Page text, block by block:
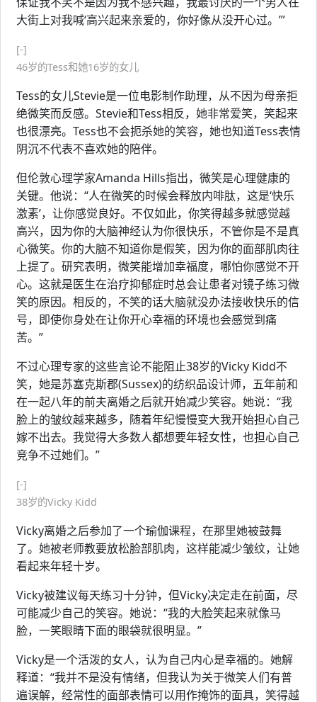
大街上对我喊‘高兴起来亲爱的，你好像从没开心过。’”
[-]
46岁的Tess和她16岁的女儿
Tess的女儿Stevie是一位电影制作助理，从不因为母亲拒
绝微笑而反感。Stevie和Tess相反，她非常爱笑，笑起来
也很漂亮。Tess也不会扼杀她的笑容，她也知道Tess表情
阴沉不代表不喜欢她的陪伴。
但伦敦心理学家Amanda Hills指出，微笑是心理健康的
关键。他说：“人在微笑的时候会释放内啡肽，这是‘快乐
激素’，让你感觉良好。不仅如此，你笑得越多就感觉越
高兴，因为你的大脑神经认为你很快乐，不管你是不是真
心微笑。你的大脑不知道你是假笑，因为你的面部肌肉往
上提了。研究表明，微笑能增加幸福度，哪怕你感觉不开
心。这就是医生在治疗抑郁症时总会让患者对镜子练习微
笑的原因。相反的，不笑的话大脑就没办法接收快乐的信
号，即使你身处在让你开心幸福的环境也会感觉到痛
苦。”
不过心理专家的这些言论不能阻止38岁的Vicky Kidd不
笑，她是苏塞克斯郡(Sussex)的纺织品设计师，五年前和
在一起八年的前夫离婚之后就开始减少笑容。她说：“我
脸上的皱纹越来越多，随着年纪慢慢变大我开始担心自己
嫁不出去。我觉得大多数人都想要年轻女性，也担心自己
竞争不过她们。”
[-]
38岁的Vicky Kidd
Vicky离婚之后参加了一个瑜伽课程，在那里她被鼓舞
了。她被老师教要放松脸部肌肉，这样能减少皱纹，让她
看起来年轻十岁。
Vicky被建议每天练习十分钟，但Vicky决定走在前面，尽
可能减少自己的笑容。她说：“我的大脸笑起来就像马
脸，一笑眼睛下面的眼袋就很明显。”
Vicky是一个活泼的女人，认为自己内心是幸福的。她解
释道：“我并不是没有情绪，但我认为关于微笑人们有普
遍误解，经常性的面部表情可以用作掩饰的面具，笑得越